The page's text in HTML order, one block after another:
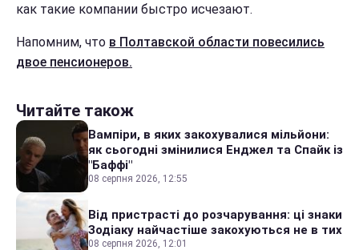
как такие компании быстро исчезают.
Напомним, что в Полтавской области повесились
двое пенсионеров.
Читайте також
Вампіри, в яких закохувалися мільйони:
як сьогодні змінилися Енджел та Спайк із
"Баффі"
08 серпня 2026, 12:55
Від пристрасті до розчарування: ці знаки
Зодіаку найчастіше закохуються не в тих
08 серпня 2026, 12:01